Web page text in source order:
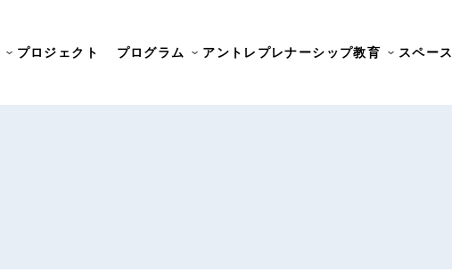
プロジェクト プログラム アントレプレナーシップ教育 スペース